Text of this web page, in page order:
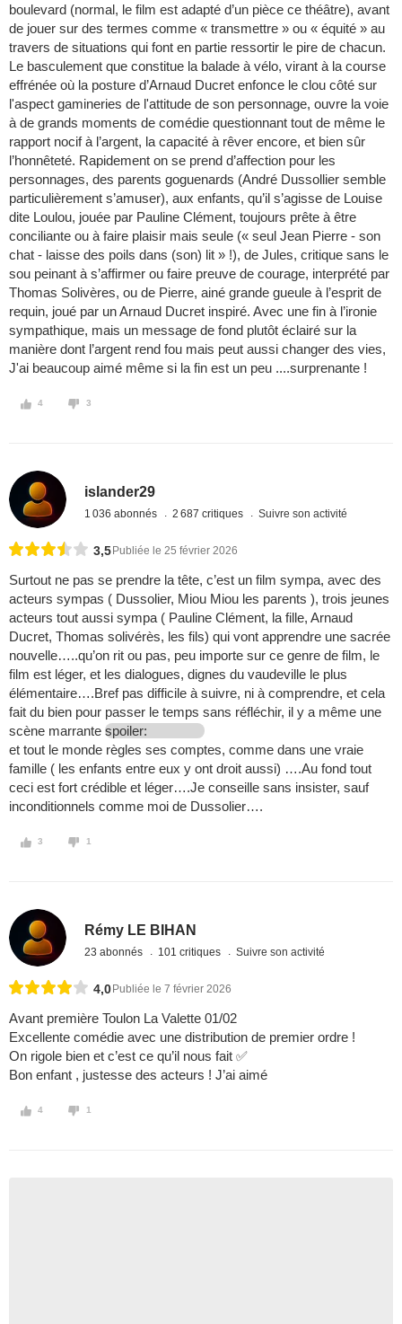
boulevard (normal, le film est adapté d’un pièce ce théâtre), avant
de jouer sur des termes comme « transmettre » ou « équité » au
travers de situations qui font en partie ressortir le pire de chacun.
Le basculement que constitue la balade à vélo, virant à la course
effrénée où la posture d’Arnaud Ducret enfonce le clou côté sur
l'aspect gamineries de l'attitude de son personnage, ouvre la voie
à de grands moments de comédie questionnant tout de même le
rapport nocif à l’argent, la capacité à rêver encore, et bien sûr
l’honnêteté. Rapidement on se prend d’affection pour les
personnages, des parents goguenards (André Dussollier semble
particulièrement s’amuser), aux enfants, qu’il s’agisse de Louise
dite Loulou, jouée par Pauline Clément, toujours prête à être
conciliante ou à faire plaisir mais seule (« seul Jean Pierre - son
chat - laisse des poils dans (son) lit » !), de Jules, critique sans le
sou peinant à s’affirmer ou faire preuve de courage, interprété par
Thomas Solivères, ou de Pierre, ainé grande gueule à l’esprit de
requin, joué par un Arnaud Ducret inspiré. Avec une fin à l’ironie
sympathique, mais un message de fond plutôt éclairé sur la
manière dont l’argent rend fou mais peut aussi changer des vies,
J'ai beaucoup aimé même si la fin est un peu ....surprenante !
4 3
islander29
1 036 abonnés 2 687 critiques Suivre son activité
3,5 Publiée le 25 février 2026
Surtout ne pas se prendre la tête, c’est un film sympa, avec des
acteurs sympas ( Dussolier, Miou Miou les parents ), trois jeunes
acteurs tout aussi sympa ( Pauline Clément, la fille, Arnaud
Ducret, Thomas solivérès, les fils) qui vont apprendre une sacrée
nouvelle…..qu’on rit ou pas, peu importe sur ce genre de film, le
film est léger, et les dialogues, dignes du vaudeville le plus
élémentaire….Bref pas difficile à suivre, ni à comprendre, et cela
fait du bien pour passer le temps sans réfléchir, il y a même une
scène marrante spoiler:
et tout le monde règles ses comptes, comme dans une vraie
famille ( les enfants entre eux y ont droit aussi) ….Au fond tout
ceci est fort crédible et léger….Je conseille sans insister, sauf
inconditionnels comme moi de Dussolier….
3 1
Rémy LE BIHAN
23 abonnés 101 critiques Suivre son activité
4,0 Publiée le 7 février 2026
Avant première Toulon La Valette 01/02
Excellente comédie avec une distribution de premier ordre !
On rigole bien et c’est ce qu’il nous fait ✅
Bon enfant , justesse des acteurs ! J’ai aimé
4 1